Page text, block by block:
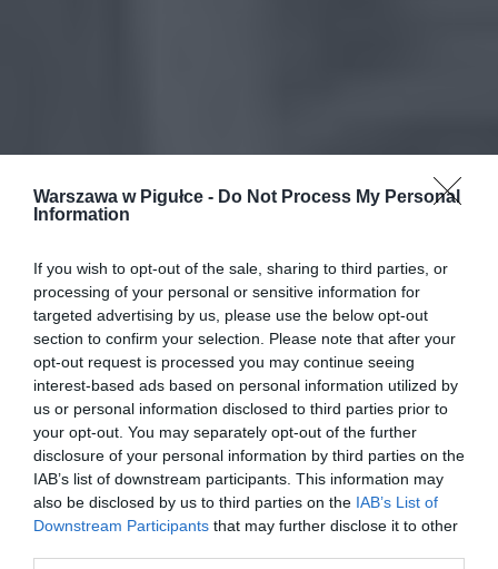
Warszawa w Pigułce - Do Not Process My Personal
Information
If you wish to opt-out of the sale, sharing to third parties, or
processing of your personal or sensitive information for
targeted advertising by us, please use the below opt-out
section to confirm your selection. Please note that after your
opt-out request is processed you may continue seeing
interest-based ads based on personal information utilized by
us or personal information disclosed to third parties prior to
your opt-out. You may separately opt-out of the further
disclosure of your personal information by third parties on the
IAB’s list of downstream participants. This information may
also be disclosed by us to third parties on the IAB’s List of
Downstream Participants that may further disclose it to other